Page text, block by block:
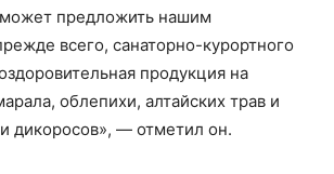
предложить нашим
всего, санаторно-курортного
продукция на
облепихи, алтайских трав и
дикоросов», — отметил он.